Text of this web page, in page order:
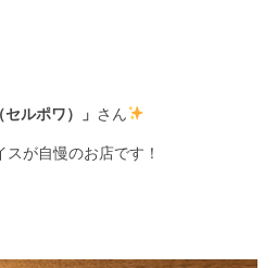
ルポワ）」 さん
が自慢のお店です！